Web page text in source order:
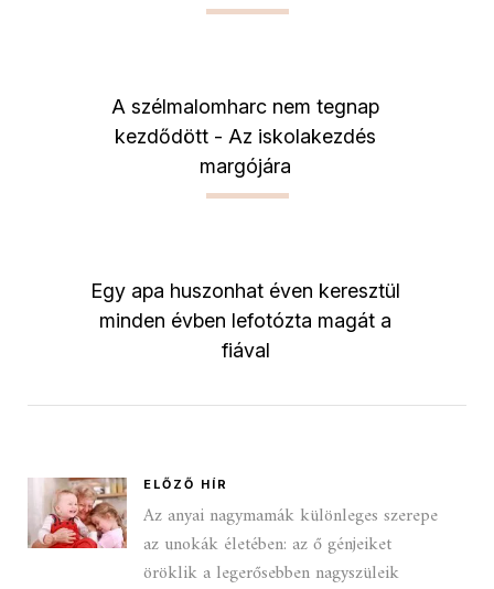
A szélmalomharc nem tegnap
kezdődött - Az iskolakezdés
margójára
Egy apa huszonhat éven keresztül
minden évben lefotózta magát a
fiával
ELŐZŐ HÍR
Az anyai nagymamák különleges szerepe
az unokák életében: az ő génjeiket
öröklik a legerősebben nagyszüleik